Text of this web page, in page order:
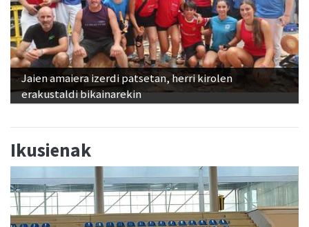
Jaien amaiera izerdi patsetan, herri kirolen
erakustaldi bikainarekin
Ikusienak